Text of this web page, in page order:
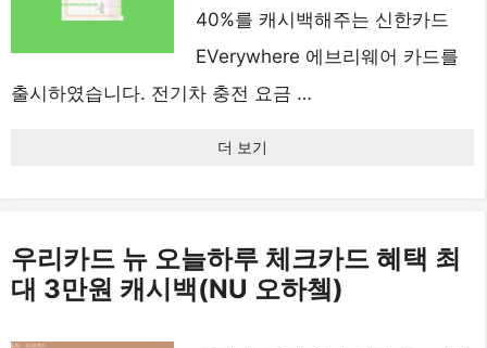
40%를 캐시백해주는 신한카드
EVerywhere 에브리웨어 카드를
출시하였습니다. 전기차 충전 요금 …
더 보기
우리카드 뉴 오늘하루 체크카드 혜택 최
대 3만원 캐시백(NU 오하쳌)